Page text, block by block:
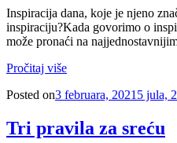
Inspiracija dana, koje je njeno
inspiraciju?Kada govorimo o
može pronaći na
Pročitaj više
Posted on3 februara, 2021 5 jula,
Tri pravila za sreću